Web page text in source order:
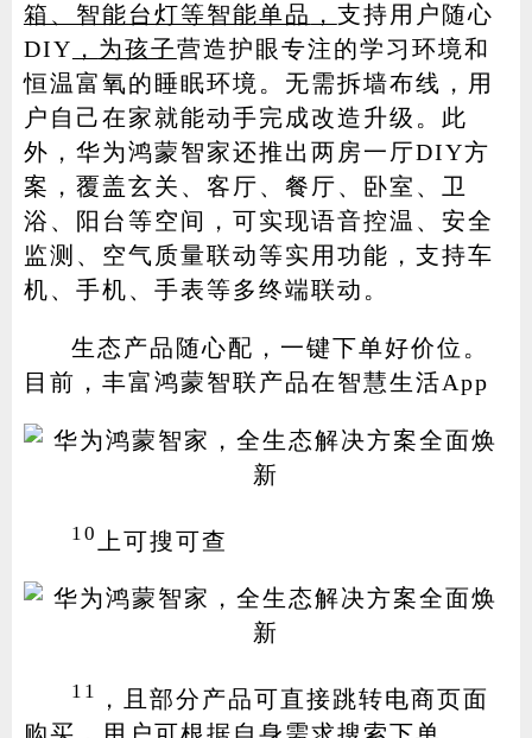
箱、智能台灯等智能单品 ， 支持用户随心
DIY ， 为孩子营造护眼专注的学习环境和
恒温富氧的睡眠环境。无需拆墙布线，用
户自己在家就能动手完成改造升级。此
外，华为鸿蒙智家还推出两房一厅DIY方
案，覆盖玄关、客厅、餐厅、卧室、卫
浴、阳台等空间，可实现语音控温、安全
监测、空气质量联动等实用功能，支持车
机、手机、手表等多终端联动。
生态产品随心配，一键下单好价位。
目前，丰富鸿蒙智联产品在智慧生活App
10 上可搜可查
11
，且部分产品可直接跳转电商页面